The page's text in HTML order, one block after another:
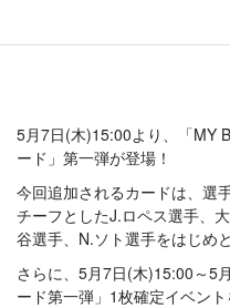
5月7日(木)15:00より、「MY
ード」第一弾が登場！
今回追加されるカードは、選
チーフとしたJ.ロペス選手、
谷選手、N.ソト選手をはじめ
さらに、5月7日(木)15:00～5
ード第一弾」1枚確定イベント